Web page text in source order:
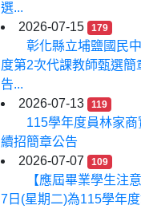
選...
2026-07-15
179
彰化縣立埔鹽國民
度第2次代課教師甄選簡
告...
2026-07-13
119
115學年度員林家
續招簡章公告
2026-07-07
109
【應屆畢業學生注
7日(星期二)為115學年